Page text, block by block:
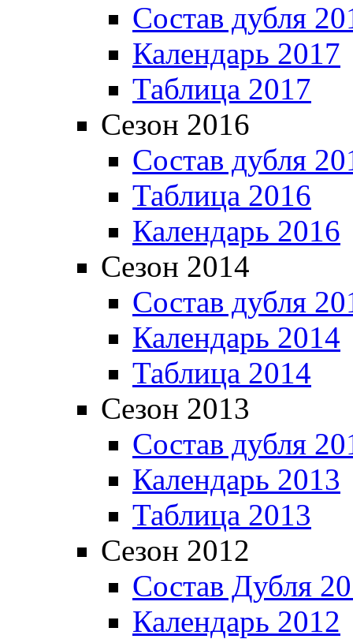
Состав дубля
Календарь 2017
Таблица 2017
Сезон 2016
Состав дубля
Таблица 2016
Календарь 2016
Сезон 2014
Состав дубля
Календарь 2014
Таблица 2014
Сезон 2013
Состав дубля
Календарь 2013
Таблица 2013
Сезон 2012
Состав Дубля
Календарь 2012